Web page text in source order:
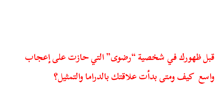
قبل ظهورك في شخصية “رضوى” التي حازت على إعجاب
واسع كيف ومتى بدأت علاقتك بالدراما والتمثيل؟